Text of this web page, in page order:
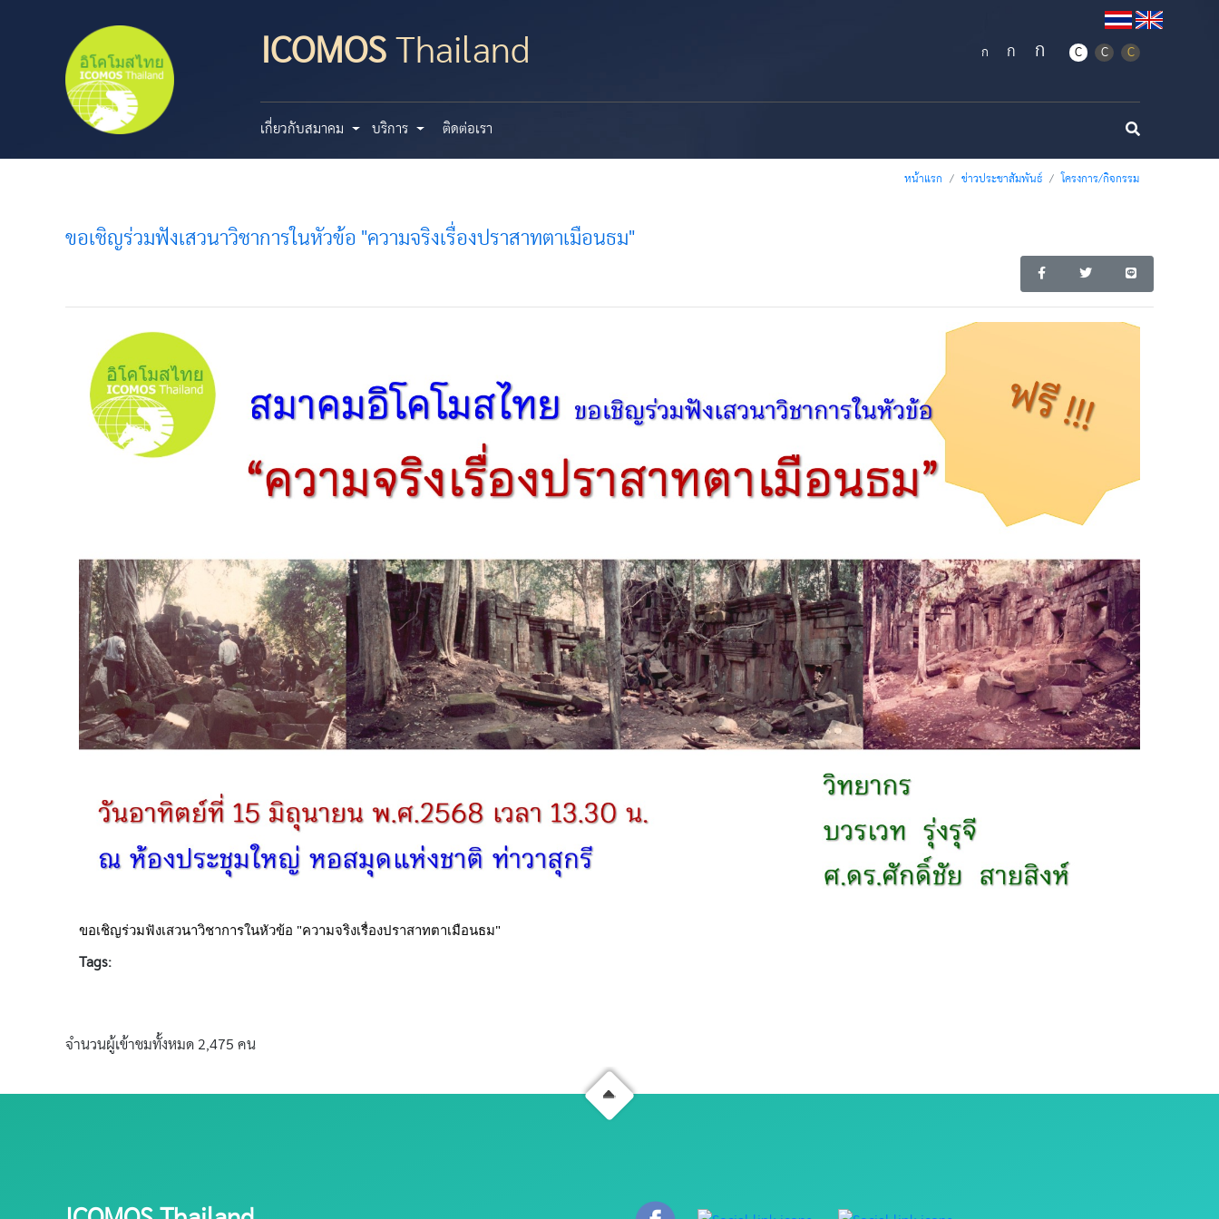
ICOMOS Thailand ก ก ก C C C
เกี่ยวกับสมาคม บริการ ติดต่อเรา
หน้าแรก ข่าวประชาสัมพันธ์ โครงการ/กิจกรรม
ขอเชิญร่วมฟังเสวนาวิชาการในหัวข้อ "ความจริงเรื่องปราสาทตาเมือนธม"
ขอเชิญร่วมฟังเสวนาวิชาการในหัวข้อ "ความจริงเรื่องปราสาทตาเมือนธม"
Tags:
จำนวนผู้เข้าชมทั้งหมด 2,475 คน